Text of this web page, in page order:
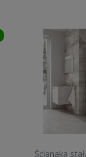
Ścianaka